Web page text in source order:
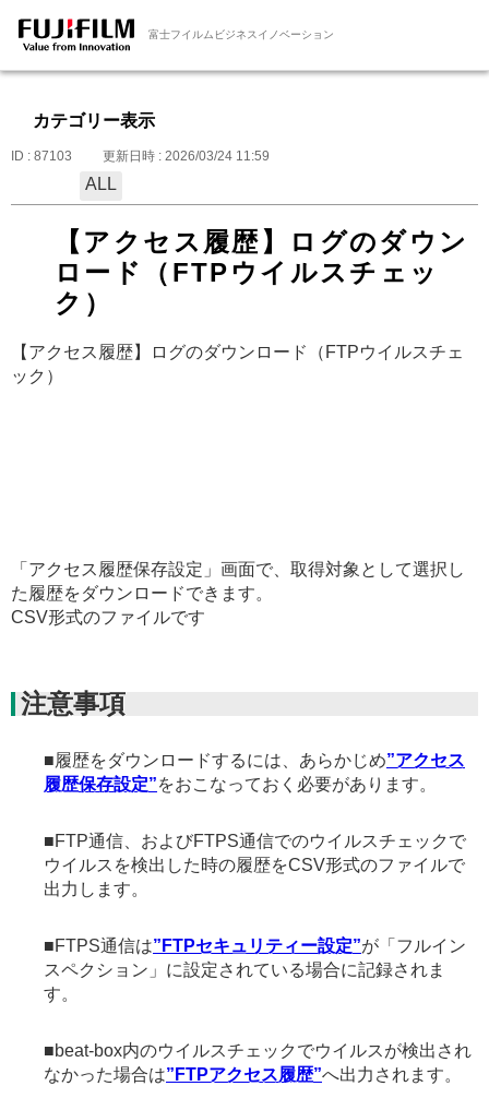
富士フイルムビジネスイノベーション
カテゴリー表示
ID : 87103 更新日時 : 2026/03/24 11:59
ALL
【アクセス履歴】ログのダウン
ロード（FTPウイルスチェッ
ク）
【アクセス履歴】ログのダウンロード（FTPウイルスチェ
ック）
「アクセス履歴保存設定」画面で、取得対象として選択し
た履歴をダウンロードできます。
CSV形式のファイルです
注意事項
■履歴をダウンロードするには、あらかじめ”アクセス
履歴保存設定”をおこなっておく必要があります。
■FTP通信、およびFTPS通信でのウイルスチェックで
ウイルスを検出した時の履歴をCSV形式のファイルで
出力します。
■FTPS通信は”FTPセキュリティー設定”が「フルイン
スペクション」に設定されている場合に記録されま
す。
■beat-box内のウイルスチェックでウイルスが検出され
なかった場合は”FTPアクセス履歴”へ出力されます。